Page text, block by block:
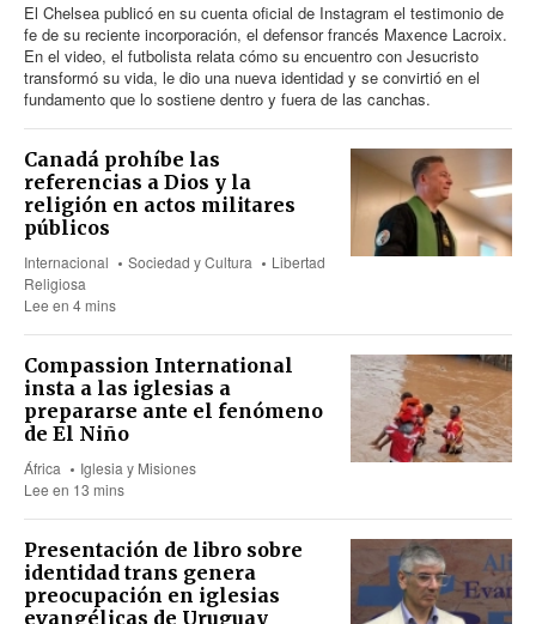
El Chelsea publicó en su cuenta oficial de Instagram el testimonio de
fe de su reciente incorporación, el defensor francés Maxence Lacroix.
En el video, el futbolista relata cómo su encuentro con Jesucristo
transformó su vida, le dio una nueva identidad y se convirtió en el
fundamento que lo sostiene dentro y fuera de las canchas.
Canadá prohíbe las
referencias a Dios y la
religión en actos militares
públicos
Internacional Sociedad y Cultura
Libertad
Religiosa
Lee en 4 mins
Compassion International
insta a las iglesias a
prepararse ante el fenómeno
de El Niño
África
Iglesia y Misiones
Lee en 13 mins
Presentación de libro sobre
identidad trans genera
preocupación en iglesias
evangélicas de Uruguay